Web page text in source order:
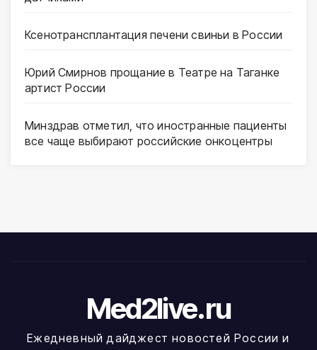
Ксенотрансплантация печени свиньи в России
Юрий Смирнов прощание в Театре на Таганке
артист России
Минздрав отметил, что иностранные пациенты
все чаще выбирают российские онкоцентры
Med2live.ru
Ежедневный дайджест новостей России и